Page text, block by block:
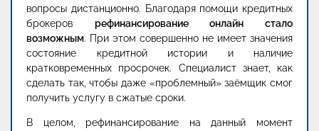
вопросы дистанционно. Благодаря помощи кредитных
брокеров рефинансирование онлайн стало
возможным. При этом совершенно не имеет значения
состояние кредитной истории и наличие
кратковременных просрочек. Специалист знает, как
сделать так, чтобы даже «проблемный» заёмщик смог
получить услугу в сжатые сроки.
В целом, рефинансирование на данный момент